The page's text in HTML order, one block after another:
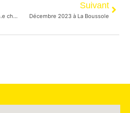
La Boussole recherche un.e chef.fe cuisinier.e pour son repas des fêtes !
Suivant
Décembre 2023 à La Boussole